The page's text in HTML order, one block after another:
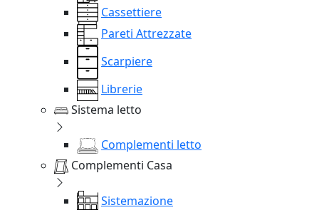
Cassettiere
Pareti Attrezzate
Scarpiere
Librerie
Sistema letto
Complementi letto
Complementi Casa
Sistemazione